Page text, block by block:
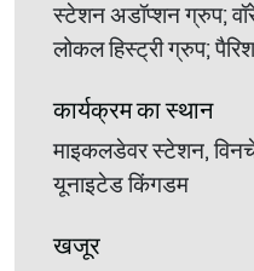
स्टेशन अडॉप्शन ग्रुप;
लोकल हिस्ट्री ग्रुप;
कार्यक्रम का स्थान
माइकलडेवर स्टेशन,
यूनाइटेड किंगडम
खजूर